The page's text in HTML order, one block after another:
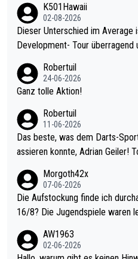
K501Hawaii
02-08-2026
Dieser Unterschied im Average ist echt
Development- Tour überragend
mal 40+ erst recht. Da gewinnst keinen Blumentopf - ist ja noc
h krasser wie ein Pokalspiel eines Kreisligisten vs einem Bund
Robertuil
24-06-2026
Ganz tolle Aktion!
Robertuil
11-06-2026
Das beste, was dem Darts-
assieren konnte, Adrian Geiler!
Morgoth42x
07-06-2026
Die Aufstockung finde ich
16/8? Die Jugendspiele waren letztes Jahr durchaus sehr kurz
Allerdings ist Mitchell Lawrie als Nummer 1 der Welt eh qualifi
ziert. Somit ändert die
AW1963
02-06-2026